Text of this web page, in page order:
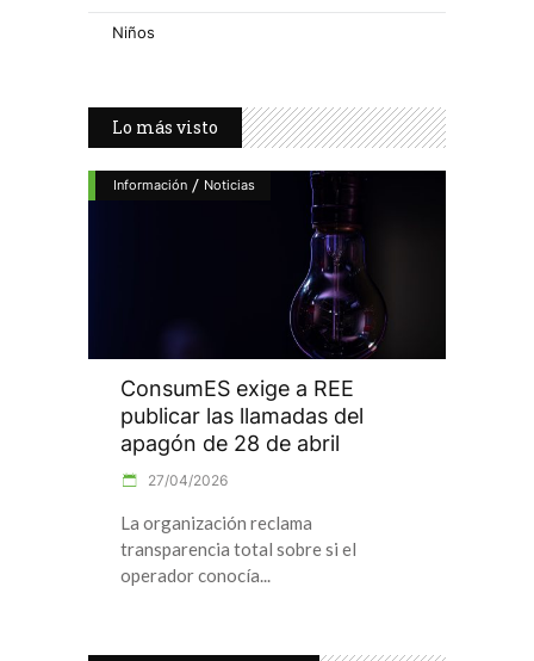
Niños
Lo más visto
Información / Noticias
ConsumES exige a REE
publicar las llamadas del
apagón de 28 de abril
27/04/2026
La organización reclama
transparencia total sobre si el
operador conocía